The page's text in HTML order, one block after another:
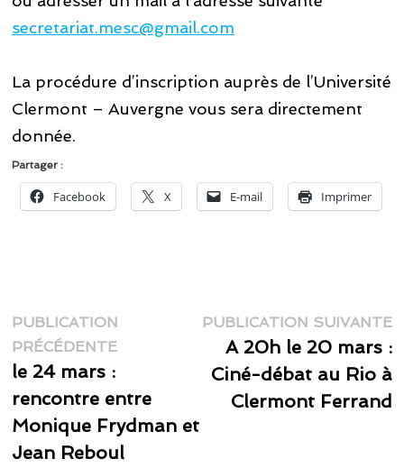
secretariat.mesc@gmail.com
La procédure d’inscription auprès de l’Université
Clermont – Auvergne vous sera directement
donnée.
Partager :
Facebook X E-mail Imprimer
Navigation
de
l’article
PUBLICATION
PRÉCÉDENTEPublication
précédente :
le 24 mars :
rencontre entre
Monique Frydman et
Jean Reboul
PUBLICATION SUIVANTE
A 20h le 20 mars :
Ciné-débat au Rio à
Clermont Ferrand